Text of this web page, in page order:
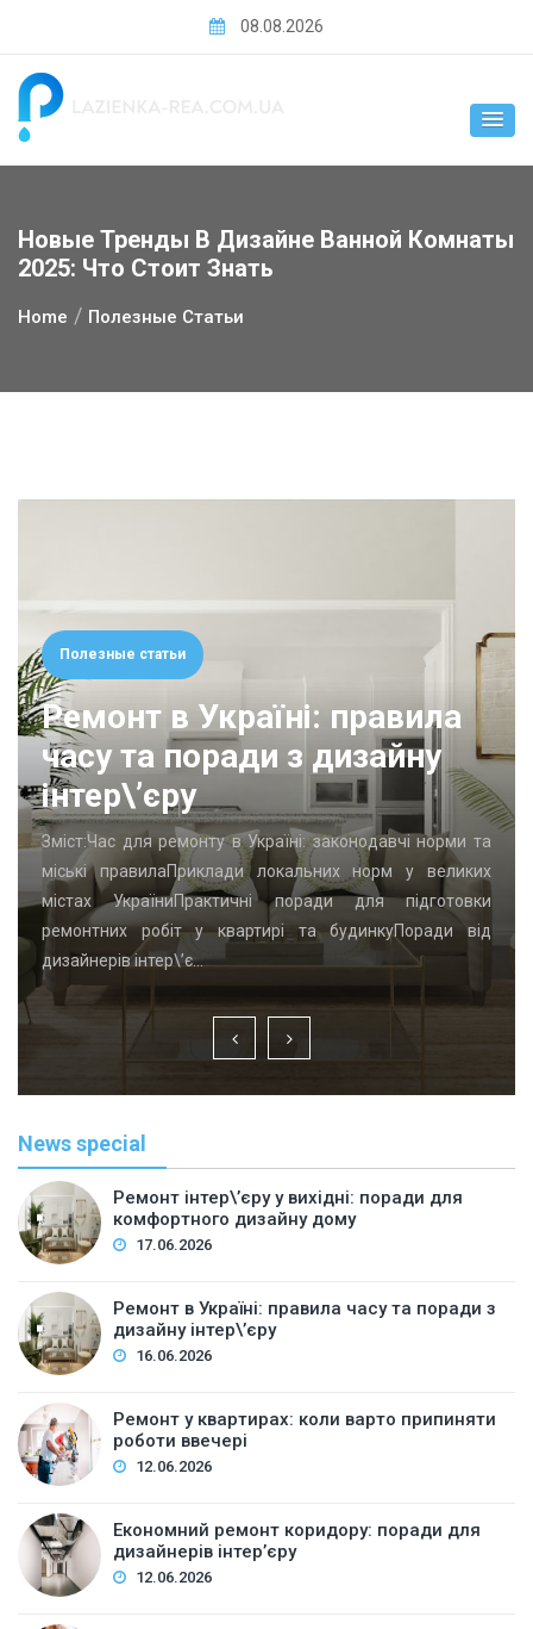
content
08.08.2026
Новые Тренды В Дизайне Ванной Комнаты
2025: Что Стоит Знать
Home Полезные Статьи
Полезные статьи
Ремонт в Україні: правила
часу та поради з дизайну
інтер\’єру
Зміст:Час для ремонту в Україні: законодавчі норми та
міські правилаПриклади локальних норм у великих
містах УкраїниПрактичні поради для підготовки
ремонтних робіт у квартирі та будинкуПоради від
дизайнерів інтер\’є…
News special
Ремонт інтер\’єру у вихідні: поради для
комфортного дизайну дому
17.06.2026
Ремонт в Україні: правила часу та поради з
дизайну інтер\’єру
16.06.2026
Ремонт у квартирах: коли варто припиняти
роботи ввечері
12.06.2026
Економний ремонт коридору: поради для
дизайнерів інтер’єру
12.06.2026